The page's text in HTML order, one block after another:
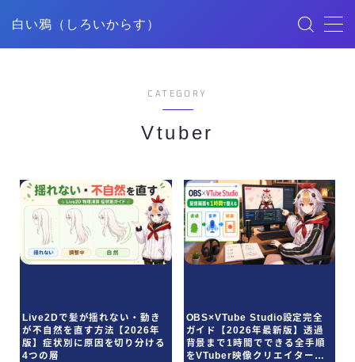
白い鴉（しろいからす）
ごあいさつ
映像制作
YouTube
CATEGORY
Vtuber
Live2Dで髪が揺れない・動き
が不自然を直す方法【2026年
版】症状別に原因を切り分ける
4つの層
OBS×VTube Studio設定完全
ガイド【2026年最新版】透過
背景まで1時間でできる全手順
をVTuber映像クリエイターが